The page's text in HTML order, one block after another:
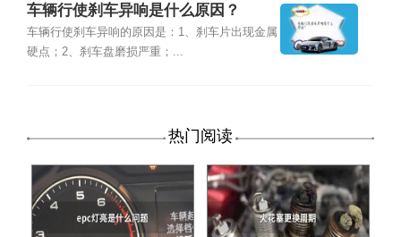
车辆行使刹车异响是什么原因？
车辆行使刹车异响的原因是：1、刹车片出现金属
硬点；2、刹车盘磨损严重；...
热门阅读